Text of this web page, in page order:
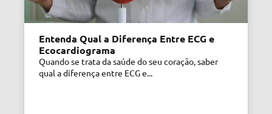
Entenda Qual a Diferença Entre ECG e
Ecocardiograma
Quando se trata da saúde do seu coração, saber
qual a diferença entre ECG e...